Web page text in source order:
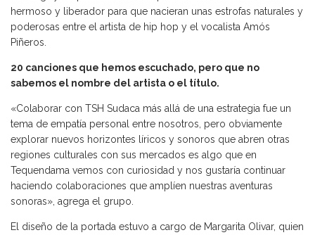
hermoso y liberador para que nacieran unas estrofas naturales y
poderosas entre el artista de hip hop y el vocalista Amós
Piñeros.
20 canciones que hemos escuchado, pero que no
sabemos el nombre del artista o el título.
«Colaborar con TSH Sudaca más allá de una estrategia fue un
tema de empatía personal entre nosotros, pero obviamente
explorar nuevos horizontes líricos y sonoros que abren otras
regiones culturales con sus mercados es algo que en
Tequendama vemos con curiosidad y nos gustaría continuar
haciendo colaboraciones que amplíen nuestras aventuras
sonoras», agrega el grupo.
El diseño de la portada estuvo a cargo de Margarita Olivar, quien